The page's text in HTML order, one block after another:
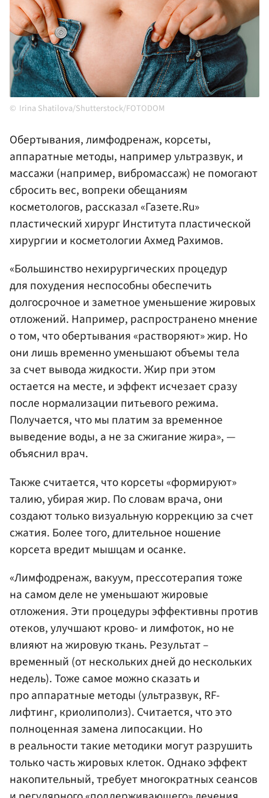
Irina Shatilova/Shutterstock/FOTODOM
Обертывания, лимфодренаж, корсеты,
аппаратные методы, например ультразвук, и
массажи (например, вибромассаж) не помогают
сбросить вес, вопреки обещаниям
косметологов, рассказал «Газете.Ru»
пластический хирург Института пластической
хирургии и косметологии Ахмед Рахимов.
«Большинство нехирургических процедур
для похудения неспособны обеспечить
долгосрочное и заметное уменьшение жировых
отложений. Например, распространено мнение
о том, что обертывания «растворяют» жир. Но
они лишь временно уменьшают объемы тела
за счет вывода жидкости. Жир при этом
остается на месте, и эффект исчезает сразу
после нормализации питьевого режима.
Получается, что мы платим за временное
выведение воды, а не за сжигание жира», —
объяснил врач.
Также считается, что корсеты «формируют»
талию, убирая жир. По словам врача, они
создают только визуальную коррекцию за счет
сжатия. Более того, длительное ношение
корсета вредит мышцам и осанке.
«Лимфодренаж, вакуум, прессотерапия тоже
на самом деле не уменьшают жировые
отложения. Эти процедуры эффективны против
отеков, улучшают крово- и лимфоток, но не
влияют на жировую ткань. Результат –
временный (от нескольких дней до нескольких
недель). Тоже самое можно сказать и
про аппаратные методы (ультразвук, RF-
лифтинг, криолиполиз). Считается, что это
полноценная замена липосакции. Но
в реальности такие методики могут разрушить
только часть жировых клеток. Однако эффект
накопительный, требует многократных сеансов